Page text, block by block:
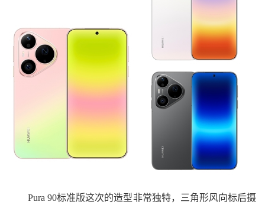
Pura 90标准版这次的造型非常独特，三角形风向标后摄